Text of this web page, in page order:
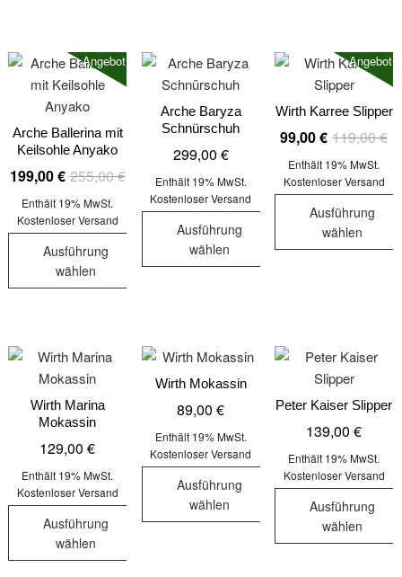
mehrere
Varianten
auf.
Die
Optionen
können
auf
der
Produktseite
gewählt
werden
mehrere
Varianten
auf.
Die
Optionen
können
auf
Produktseite
gewählt
mehrere
Varianten
auf.
Die
können
auf
der
Angebot!
Arche Ballerina mit
Keilsohle Anyako
255,00€Ursprünglicher
Preis
war:
255,00 €
199,00€
Aktueller
Preis
199,00 €.
Enthält 19% MwSt.
Kostenloser Versand
Ausführung
wählen
mehrere
Varianten
auf.
Die
Optionen
können
auf
Produktseite
gewählt
Arche Baryza
Schnürschuh
299,00 €
Enthält 19% MwSt.
Kostenloser Versand
Ausführung
wählen
Varianten
auf.
Die
können
auf
der
Produktseite
Angebot!
Wirth Karree Slipper
119,00€
99,00€
Enthält 19% MwSt.
Kostenloser Versand
Ausführung
wählen
auf.
Die
Optionen
können
auf
der
gewählt
werden
Wirth Marina
Mokassin
129,00€
Enthält 19% MwSt.
Kostenloser Versand
Ausführung
wählen
Wirth Mokassin
89,00€
Enthält 19% MwSt.
Kostenloser Versand
Ausführung
wählen
Peter Kaiser Slipper
139,00€
Enthält 19% MwSt.
Kostenloser Versand
Ausführung
wählen